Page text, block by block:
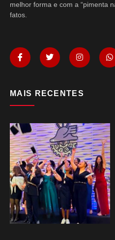
melhor forma e com a “pimenta
fatos.
MAIS RECENTES